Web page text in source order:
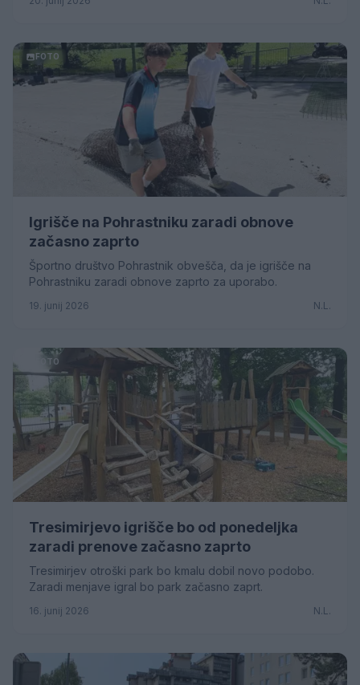
FOTO
Igrišče na Pohrastniku zaradi obnove
začasno zaprto
Športno društvo Pohrastnik obvešča, da je igrišče na
Pohrastniku zaradi obnove zaprto za uporabo.
19. junij 2026 N.L.
FOTO
Tresimirjevo igrišče bo od ponedeljka
zaradi prenove začasno zaprto
Tresimirjev otroški park bo kmalu dobil novo podobo.
Zaradi menjave igral bo park začasno zaprt.
16. junij 2026 N.L.